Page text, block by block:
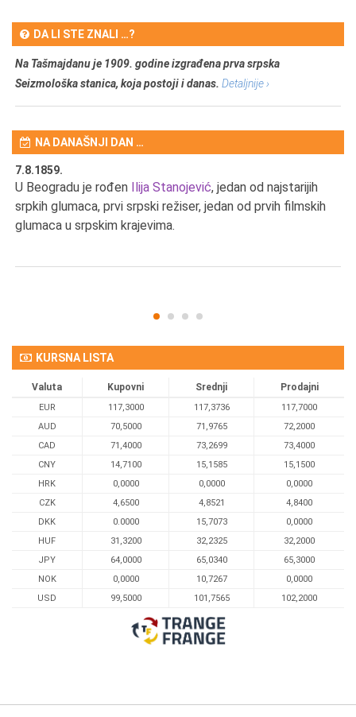
DA LI STE ZNALI …?
Na Tašmajdanu je 1909. godine izgrađena prva srpska
Seizmološka stanica, koja postoji i danas. Detaljnije ›
NA DANAŠNJI DAN …
7.8.1859.
U Beogradu je rođen Ilija Stanojević, jedan od najstarijih
srpkih glumaca, prvi srpski režiser, jedan od prvih filmskih
glumaca u srpskim krajevima.
KURSNA LISTA
Valuta Kupovni Srednji Prodajni
EUR 117,3000 117,3736
117,7000
AUD
70,5000 71,9765
72,2000
CAD
71,4000 73,2699
73,4000
CNY
14,7100 15,1585
15,1500
HRK
0,0000 0,0000
0,0000
CZK
4,6500 4,8521
4,8400
DKK
0.0000 15,7073
0,0000
HUF
31,3200 32,2325
32,2000
JPY
64,0000 65,0340
65,3000
NOK
0,0000 10,7267
0,0000
USD
99,5000 101,7565 102,2000